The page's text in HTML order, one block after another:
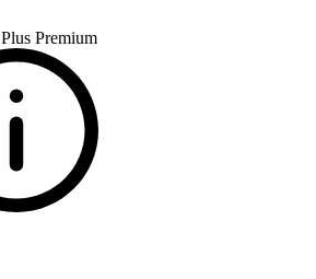
Plus Premium